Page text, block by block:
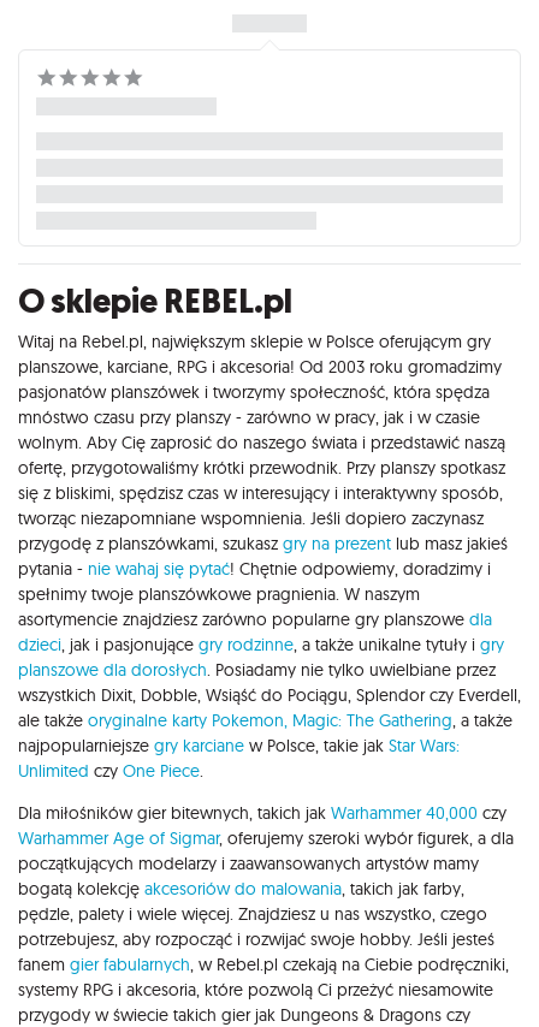
O sklepie REBEL.pl
Witaj na Rebel.pl, największym sklepie w Polsce oferującym gry
planszowe, karciane, RPG i akcesoria! Od 2003 roku gromadzimy
pasjonatów planszówek i tworzymy społeczność, która spędza
mnóstwo czasu przy planszy - zarówno w pracy, jak i w czasie
wolnym. Aby Cię zaprosić do naszego świata i przedstawić naszą
ofertę, przygotowaliśmy krótki przewodnik. Przy planszy spotkasz
się z bliskimi, spędzisz czas w interesujący i interaktywny sposób,
tworząc niezapomniane wspomnienia. Jeśli dopiero zaczynasz
przygodę z planszówkami, szukasz gry na prezent lub masz jakieś
pytania - nie wahaj się pytać! Chętnie odpowiemy, doradzimy i
spełnimy twoje planszówkowe pragnienia. W naszym
asortymencie znajdziesz zarówno popularne gry planszowe dla
dzieci, jak i pasjonujące gry rodzinne, a także unikalne tytuły i gry
planszowe dla dorosłych. Posiadamy nie tylko uwielbiane przez
wszystkich Dixit, Dobble, Wsiąść do Pociągu, Splendor czy Everdell,
ale także oryginalne karty Pokemon, Magic: The Gathering, a także
najpopularniejsze gry karciane w Polsce, takie jak Star Wars:
Unlimited czy One Piece.
Dla miłośników gier bitewnych, takich jak Warhammer 40,000 czy
Warhammer Age of Sigmar, oferujemy szeroki wybór figurek, a dla
początkujących modelarzy i zaawansowanych artystów mamy
bogatą kolekcję akcesoriów do malowania, takich jak farby,
pędzle, palety i wiele więcej. Znajdziesz u nas wszystko, czego
potrzebujesz, aby rozpocząć i rozwijać swoje hobby. Jeśli jesteś
fanem gier fabularnych, w Rebel.pl czekają na Ciebie podręczniki,
systemy RPG i akcesoria, które pozwolą Ci przeżyć niesamowite
przygody w świecie takich gier jak Dungeons & Dragons czy